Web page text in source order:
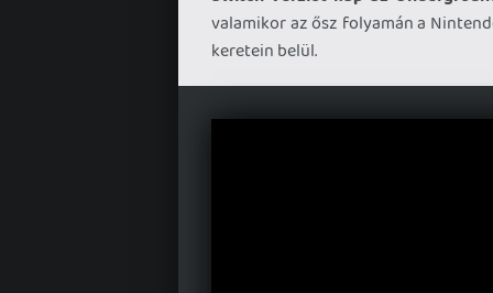
valamikor az ősz folyamán a
keretein belül.